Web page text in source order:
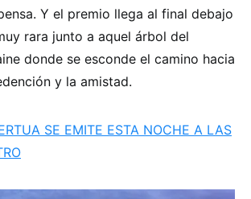
Y el premio llega al final debajo
rara junto a aquel árbol del
donde se esconde el camino hacia
y la amistad.
SE EMITE ESTA NOCHE A LAS